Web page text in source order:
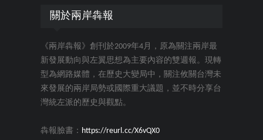
關於兩岸犇報
《兩岸犇報》創刊於2009年4月，原為關注兩岸最
新發展動向與左翼思想為主要內容的雙週報。現轉
型為網路媒體，在歷史大變局中，關注攸關台灣未
來發展的兩岸局勢或國際重大議題，並不時分享台
灣統左派的歷史與觀點。
犇報臉書： https://reurl.cc/X6vQX0